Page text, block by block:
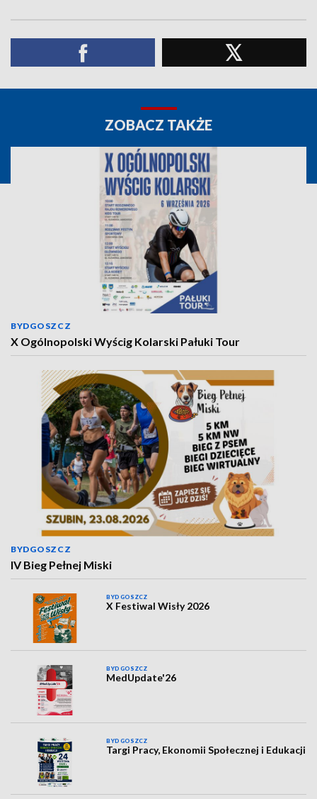
ZOBACZ TAKŻE
BYDGOSZCZ
X Ogólnopolski Wyścig Kolarski Pałuki Tour
BYDGOSZCZ
IV Bieg Pełnej Miski
BYDGOSZCZ
X Festiwal Wisły 2026
BYDGOSZCZ
MedUpdate'26
BYDGOSZCZ
Targi Pracy, Ekonomii Społecznej i Edukacji